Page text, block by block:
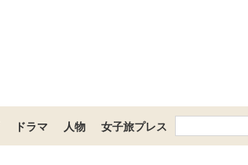
ドラマ 人物 女子旅プレス